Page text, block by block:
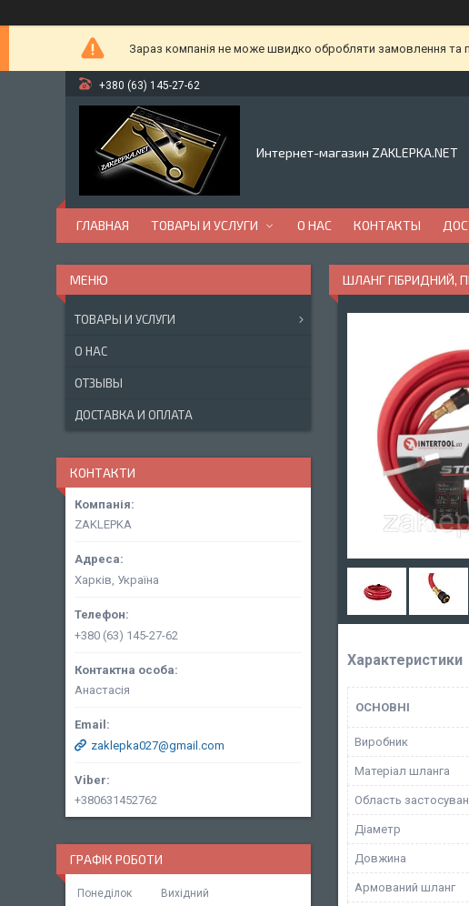
Зараз компанія не може швидко обробляти замовлення та
+380 (63) 145-27-62
Интернет-магазин ZAKLEPKA.NET
ГЛАВНАЯ ТОВАРЫ И УСЛУГИ О НАС КОНТАКТЫ
ШЛАНГ ГІБРИДНИЙ,
Характеристики
ОСНОВНІ
Виробник
Матеріал шланга
Область
Діаметр
Довжина
Армований шланг
ТОВАРЫ И УСЛУГИ
О НАС
ОТЗЫВЫ
ДОСТАВКА И ОПЛАТА
КОНТАКТИ
ZAKLEPKA
Харків, Україна
+380 (63) 145-27-62
Анастасія
zaklepka027@gmail.com
+380631452762
ГРАФІК РОБОТИ
Понеділок
Вихідний